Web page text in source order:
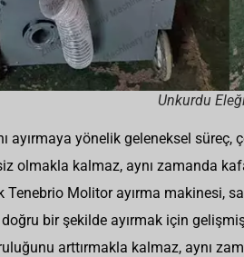
Unkurdu
ayırmaya yönelik geleneksel
olmakla kalmaz, aynı zamanda kafa
Tenebrio Molitor ayırma makinesi,
bir şekilde ayırmak için
arttırmakla kalmaz, aynı